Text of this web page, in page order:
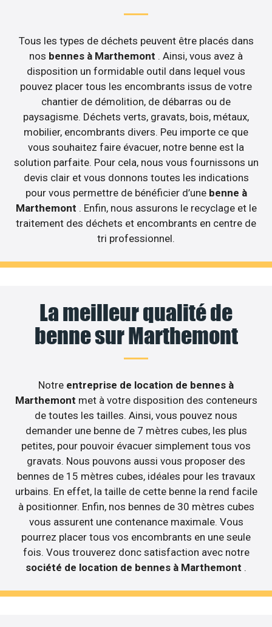
Tous les types de déchets peuvent être placés dans
nos bennes à Marthemont . Ainsi, vous avez à
disposition un formidable outil dans lequel vous
pouvez placer tous les encombrants issus de votre
chantier de démolition, de débarras ou de
paysagisme. Déchets verts, gravats, bois, métaux,
mobilier, encombrants divers. Peu importe ce que
vous souhaitez faire évacuer, notre benne est la
solution parfaite. Pour cela, nous vous fournissons un
devis clair et vous donnons toutes les indications
pour vous permettre de bénéficier d’une benne à
Marthemont . Enfin, nous assurons le recyclage et le
traitement des déchets et encombrants en centre de
tri professionnel.
La meilleur qualité de
benne sur Marthemont
Notre entreprise de location de bennes à
Marthemont met à votre disposition des conteneurs
de toutes les tailles. Ainsi, vous pouvez nous
demander une benne de 7 mètres cubes, les plus
petites, pour pouvoir évacuer simplement tous vos
gravats. Nous pouvons aussi vous proposer des
bennes de 15 mètres cubes, idéales pour les travaux
urbains. En effet, la taille de cette benne la rend facile
à positionner. Enfin, nos bennes de 30 mètres cubes
vous assurent une contenance maximale. Vous
pourrez placer tous vos encombrants en une seule
fois. Vous trouverez donc satisfaction avec notre
société de location de bennes à Marthemont .